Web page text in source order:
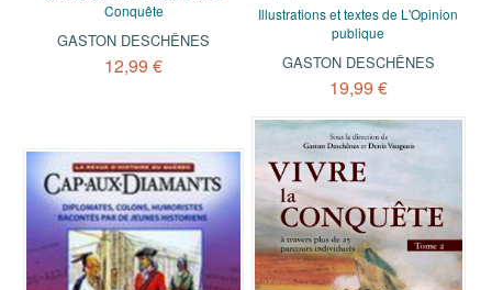
Conquête
GASTON DESCHÊNES
12,99 €
Illustrations et textes de L'Opinion
publique
GASTON DESCHÊNES
19,99 €